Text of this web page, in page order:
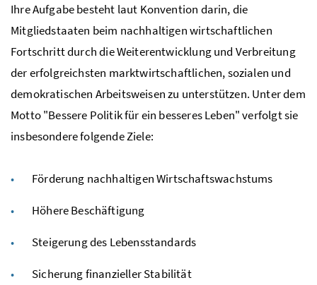
Ihre Aufgabe besteht laut Konvention darin, die
Mitgliedstaaten beim nachhaltigen wirtschaftlichen
Fortschritt durch die Weiterentwicklung und Verbreitung
der erfolgreichsten marktwirtschaftlichen, sozialen und
demokratischen Arbeitsweisen zu unterstützen. Unter dem
Motto "Bessere Politik für ein besseres Leben" verfolgt sie
insbesondere folgende Ziele:
Förderung nachhaltigen Wirtschaftswachstums
Höhere Beschäftigung
Steigerung des Lebensstandards
Sicherung finanzieller Stabilität